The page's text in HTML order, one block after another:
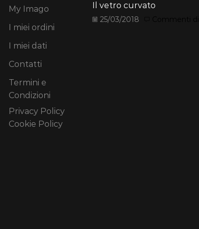
My Imago
I miei ordini
I miei dati
Contatti
Termini e
Condizioni
Privacy Policy
Cookie Policy
Il vetro curvato
25/03/2018